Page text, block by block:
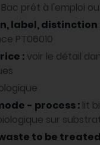
Bac prêt à l'emploi
label, distinction
PT06010
: voir le détail
- process : lit
sur
to be